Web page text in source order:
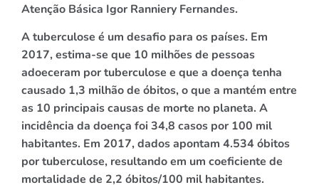
Atenção Básica Igor Ranniery Fernandes.
A tuberculose é um desafio para os países. Em
2017, estima-se que 10 milhões de pessoas
adoeceram por tuberculose e que a doença tenha
causado 1,3 milhão de óbitos, o que a mantém entre
as 10 principais causas de morte no planeta. A
incidência da doença foi 34,8 casos por 100 mil
habitantes. Em 2017, dados apontam 4.534 óbitos
por tuberculose, resultando em um coeficiente de
mortalidade de 2,2 óbitos/100 mil habitantes.